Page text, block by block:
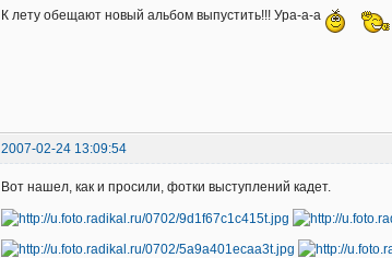
К лету обещают новый альбом выпустить!!! Ура-а-а
2007-02-24 13:09:54
Вот нашел, как и просили, фотки выступлений кадет.